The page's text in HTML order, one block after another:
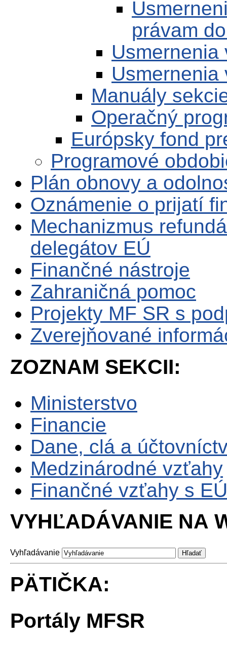
právam
Usmernenia
Usmernenia
Manuály
Operačný
Európsky fond
Programové
Plán obnovy a
Oznámenie o prijatí
Mechanizmus
delegátov EÚ
Finančné nástroje
Zahraničná pomoc
Projekty MF SR s
Zverejňované
ZOZNAM SEKCII:
Ministerstvo
Financie
Dane, clá a
Medzinárodné vzťahy
Finančné vzťahy s EÚ
VYHĽADÁVANIE NA
Vyhľadávanie
PÄTIČKA:
Portály MFSR